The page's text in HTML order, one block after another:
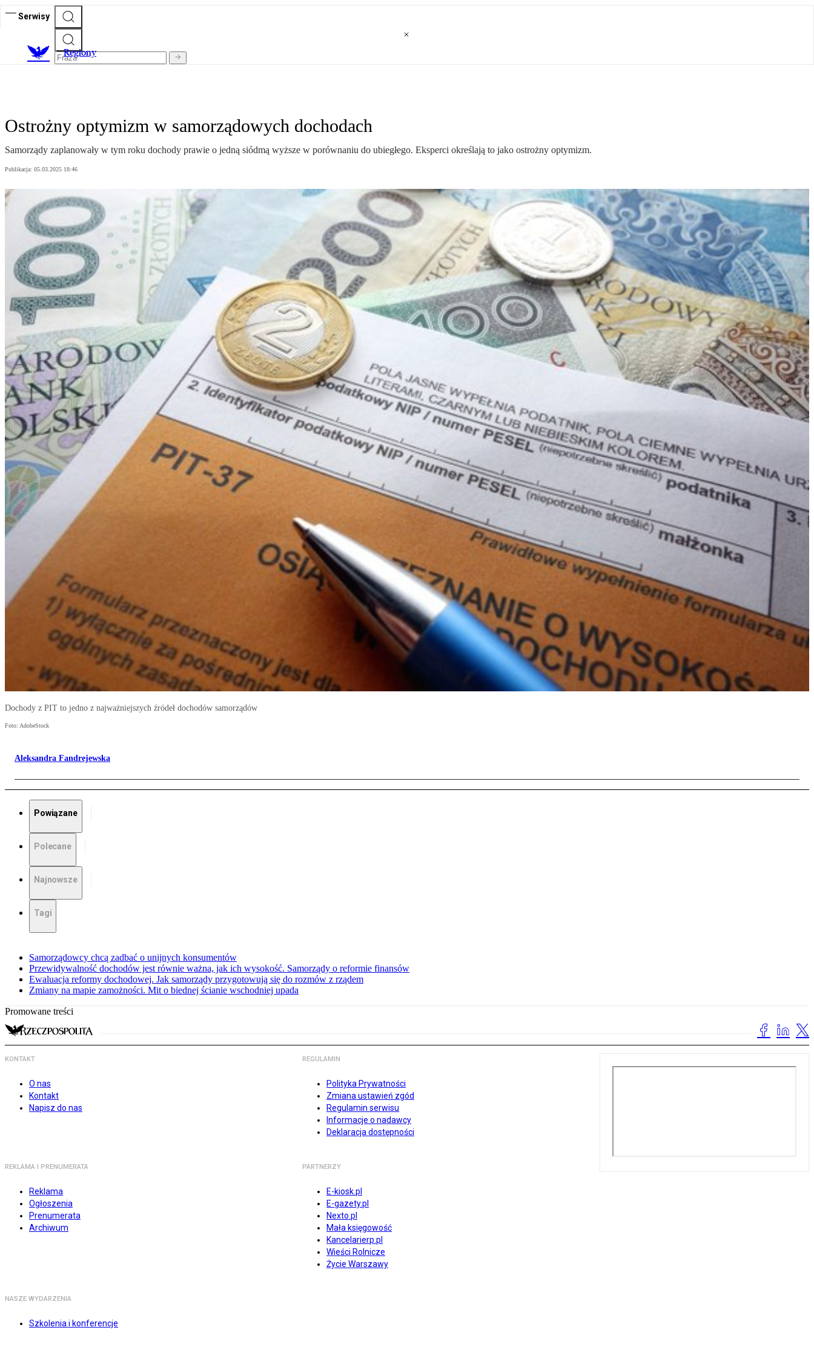
Serwisy
Regiony
Ostrożny optymizm w samorządowych dochodach
Samorządy zaplanowały w tym roku dochody prawie o jedną siódmą wyższe w porównaniu do ubiegłego. Eksperci określają to jako ostrożny optymizm.
Publikacja: 05.03.2025 18:46
Dochody z PIT to jedno z najważniejszych źródeł dochodów samorządów
Foto: AdobeStock
Aleksandra Fandrejewska
Powiązane
Polecane
Najnowsze
Tagi
Samorządowcy chcą zadbać o unijnych konsumentów
Przewidywalność dochodów jest równie ważna, jak ich wysokość. Samorządy o reformie finansów
Ewaluacja reformy dochodowej. Jak samorządy przygotowują się do rozmów z rządem
Zmiany na mapie zamożności. Mit o biednej ścianie wschodniej upada
Promowane treści
KONTAKT
O nas
Kontakt
Napisz do nas
REGULAMIN
Polityka Prywatności
Zmiana ustawień zgód
Regulamin serwisu
Informacje o nadawcy
Deklaracja dostępności
REKLAMA I PRENUMERATA
Reklama
Ogłoszenia
Prenumerata
Archiwum
PARTNERZY
E-kiosk.pl
E-gazety.pl
Nexto.pl
Mała księgowość
Kancelarierp.pl
Wieści Rolnicze
Życie Warszawy
NASZE WYDARZENIA
Szkolenia i konferencje